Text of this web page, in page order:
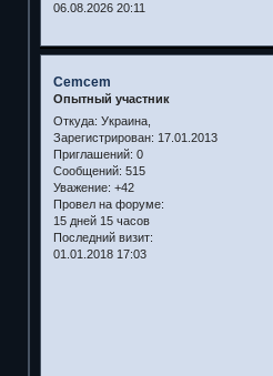
06.08.2026 20:11
Cemcem
Опытный участник
Откуда: Украина,
Зарегистрирован: 17.01.2013
Приглашений: 0
Сообщений: 515
Уважение: +42
Провел на форуме:
15 дней 15 часов
Последний визит:
01.01.2018 17:03